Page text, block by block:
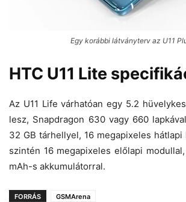
Egy korábbi látványterv az U11
HTC U11 Lite
Az U11 Life várhatóan egy 5.2
lesz, Snapdragon 630 vagy 660
32 GB tárhellyel, 16 megapixeles hátlapi
szintén 16 megapixeles előlapi
mAh-s akkumulátorral.
FORRÁS GSMArena